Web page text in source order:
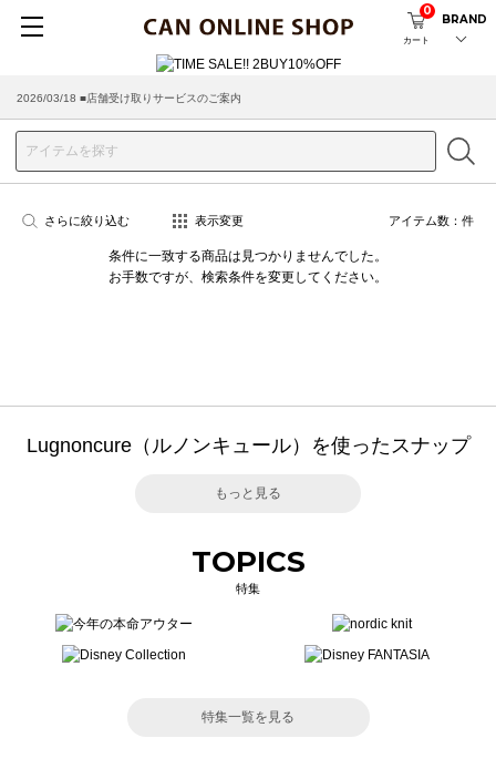
カート
0
BRAND
2026/03/18 ■店舗受け取りサービスのご案内
さらに絞り込む 表示変更 アイテム数： 件
条件に一致する商品は見つかりませんでした。
お手数ですが、検索条件を変更してください。
Lugnoncure（ルノンキュール）を使ったスナップ
もっと見る
TOPICS
特集
特集一覧を見る